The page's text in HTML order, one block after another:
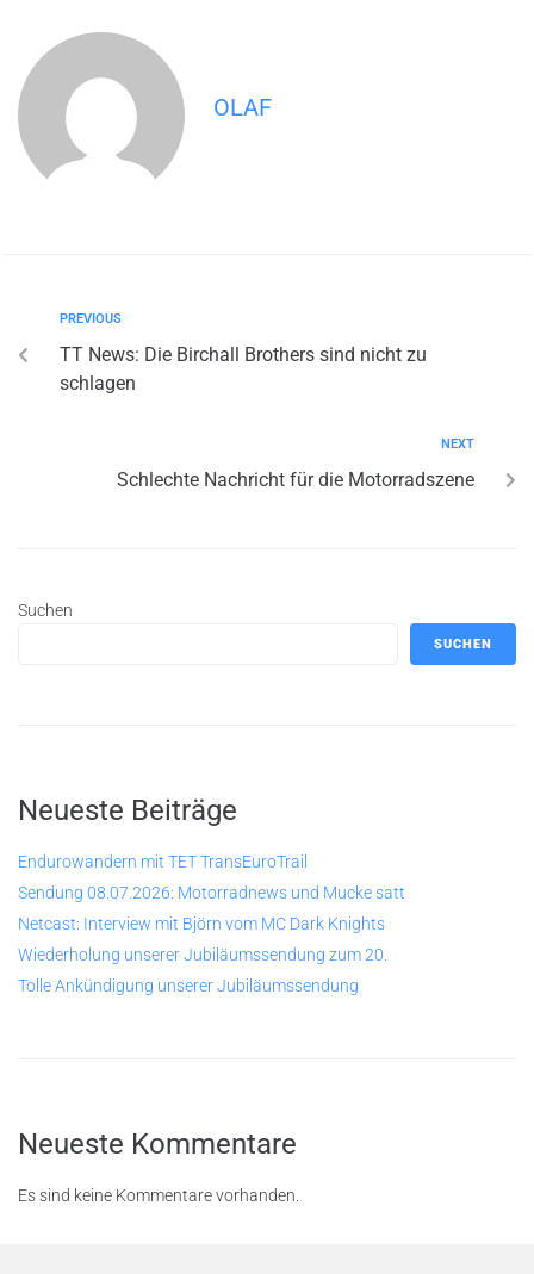
OLAF
PREVIOUS
TT News: Die Birchall Brothers sind nicht zu
schlagen
NEXT
Schlechte Nachricht für die Motorradszene
Suchen
SUCHEN
Neueste Beiträge
Endurowandern mit TET TransEuroTrail
Sendung 08.07.2026: Motorradnews und Mucke satt
Netcast: Interview mit Björn vom MC Dark Knights
Wiederholung unserer Jubiläumssendung zum 20.
Tolle Ankündigung unserer Jubiläumssendung
Neueste Kommentare
Es sind keine Kommentare vorhanden.